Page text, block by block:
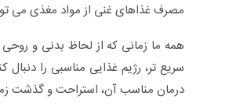
مصرف غذاهای غنی از مواد مغذی می
همه ما زمانی که از لحاظ بدنی و
سریع تر، رژیم غذایی مناسبی را دنبال
درمان مناسب آن، استراحت و گذشت